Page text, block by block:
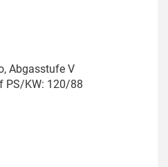
Abgasstufe V
PS/KW: 120/88